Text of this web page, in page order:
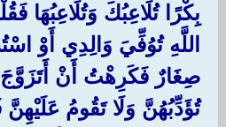
بِكْرًا تُلَاعِبُكَ وَتُلَاعِبُهَا
اللَّهِ تُوُفِّيَ وَالِدِي أَوْ
صِغَارٌ فَكَرِهْتُ أَنْ أَتَزَوَّجَ
تُؤَدِّبُهُنَّ وَلَا تَقُومُ عَلَيْهِنَّ